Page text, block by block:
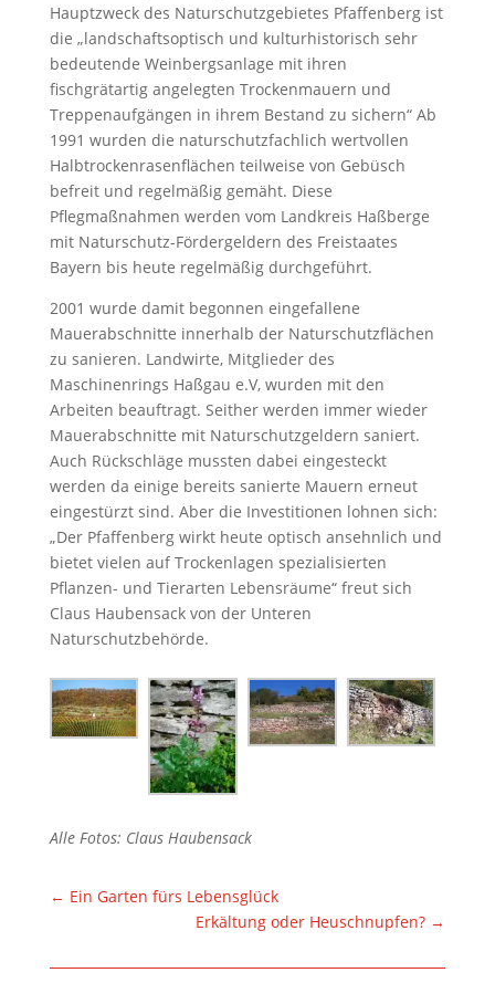
Hauptzweck des Naturschutzgebietes Pfaffenberg ist
die „landschaftsoptisch und kulturhistorisch sehr
bedeutende Weinbergsanlage mit ihren
fischgrätartig angelegten Trockenmauern und
Treppenaufgängen in ihrem Bestand zu sichern“ Ab
1991 wurden die naturschutzfachlich wertvollen
Halbtrockenrasenflächen teilweise von Gebüsch
befreit und regelmäßig gemäht. Diese
Pflegmaßnahmen werden vom Landkreis Haßberge
mit Naturschutz-Fördergeldern des Freistaates
Bayern bis heute regelmäßig durchgeführt.
2001 wurde damit begonnen eingefallene
Mauerabschnitte innerhalb der Naturschutzflächen
zu sanieren. Landwirte, Mitglieder des
Maschinenrings Haßgau e.V, wurden mit den
Arbeiten beauftragt. Seither werden immer wieder
Mauerabschnitte mit Naturschutzgeldern saniert.
Auch Rückschläge mussten dabei eingesteckt
werden da einige bereits sanierte Mauern erneut
eingestürzt sind. Aber die Investitionen lohnen sich:
„Der Pfaffenberg wirkt heute optisch ansehnlich und
bietet vielen auf Trockenlagen spezialisierten
Pflanzen- und Tierarten Lebensräume“ freut sich
Claus Haubensack von der Unteren
Naturschutzbehörde.
Alle Fotos: Claus Haubensack
← Ein Garten fürs Lebensglück
Erkältung oder Heuschnupfen? →